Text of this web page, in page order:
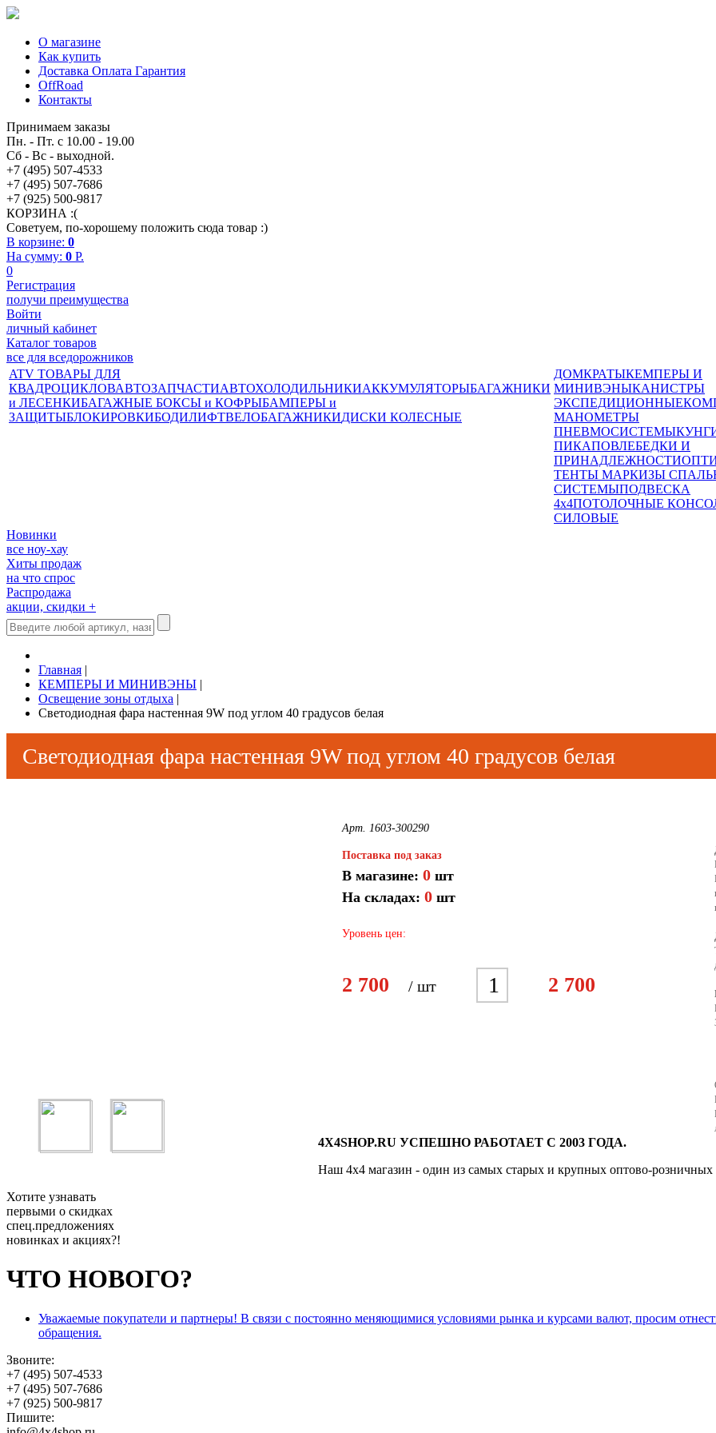
О магазине
Как купить
Доставка Оплата Гарантия
OffRoad
Контакты
Принимаем заказы
Пн. - Пт. с 10.00 - 19.00
Сб - Вс - выходной.
+7 (495) 507-4533
+7 (495) 507-7686
+7 (925) 500-9817
КОРЗИНА :(
Советуем, по-хорошему положить сюда товар :)
В корзине: 0
На сумму: 0 P.
0
Регистрация
получи преимущества
Войти
личный кабинет
Каталог товаров
все для вседорожников
ATV ТОВАРЫ ДЛЯ
КВАДРОЦИКЛОВАВТОЗАПЧАСТИАВТОХОЛОДИЛЬНИКИАККУМУЛЯТОРЫБАГАЖНИКИ
и ЛЕСЕНКИБАГАЖНЫЕ БОКСЫ и КОФРЫБАМПЕРЫ и
ЗАЩИТЫБЛОКИРОВКИБОДИЛИФТВЕЛОБАГАЖНИКИДИСКИ КОЛЕСНЫЕ
ДОМКРАТЫКЕМПЕРЫ И
МИНИВЭНЫКАНИСТРЫ
ЭКСПЕДИЦИОННЫЕ
МАНОМЕТРЫ
ПНЕВМОСИСТЕМЫ
ПИКАПОВЛЕБЕДКИ И
ПРИНАДЛЕЖНОСТИ
ТЕНТЫ МАРКИЗЫ
СИСТЕМЫПОДВЕСКА
4x4ПОТОЛОЧНЫЕ
СИЛОВЫЕ
Новинки
все ноу-хау
Хиты продаж
на что спрос
Распродажа
акции, скидки +
Главная |
КЕМПЕРЫ И МИНИВЭНЫ |
Освещение зоны отдыха |
Светодиодная фара настенная 9W под углом 40 градусов белая
Светодиодная фара настенная 9W под углом 40 градусов белая
Арт. 1603-300290
Поставка под заказ
В магазине: 0 шт
На складах: 0 шт
Уровень цен:
2 700 / шт
1
6
7
2 700
4X4SHOP.RU УСПЕШНО РАБОТАЕТ С 2003 ГОДА.
Наш 4x4 магазин - один из самых старых и крупных оптово-розничных
Хотите узнавать
первыми о скидках
спец.предложениях
новинках и акциях?!
ЧТО НОВОГО?
Уважаемые покупатели и партнеры! В связи с постоянно меняющимися условиями рынка и курсами валют, просим
обращения.
Звоните:
+7 (495) 507-4533
+7 (495) 507-7686
+7 (925) 500-9817
Пишите: